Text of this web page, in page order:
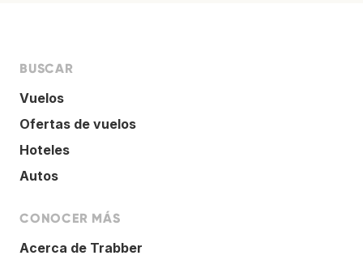
BUSCAR
Vuelos
Ofertas de vuelos
Hoteles
Autos
CONOCER MÁS
Acerca de Trabber